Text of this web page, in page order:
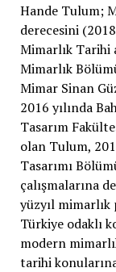
Hande Tulum;
derecesini
Mimarlık Tarihi
Mimarlık
Mimar Sinan
2016 yılında
Tasarım
olan Tulum,
Tasarımı
çalışmalarına
yüzyıl
Türkiye odaklı
modern
tarihi